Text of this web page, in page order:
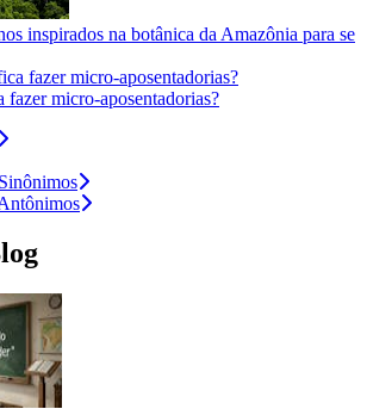
inspirados na botânica da Amazônia para se
fazer micro-aposentadorias?